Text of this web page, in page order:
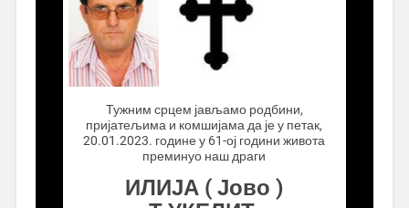
Тужним срцем јављамо родбини,
пријатељима и комшијама да је у петак,
20.01.2023. године у 61-ој години живота
преминуо наш драги
ИЛИЈА ( Јово )